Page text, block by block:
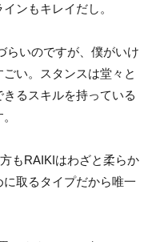
ンもキレイだし。
らいのですが、僕がいけ
い。スタンスは堂々と
るスキルを持っている
もRAIKIはわざと柔らか
取るタイプだから唯一